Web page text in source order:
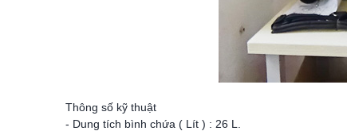
Thông số kỹ thuật
- Dung tích bình chứa ( Lít ) : 26 L.